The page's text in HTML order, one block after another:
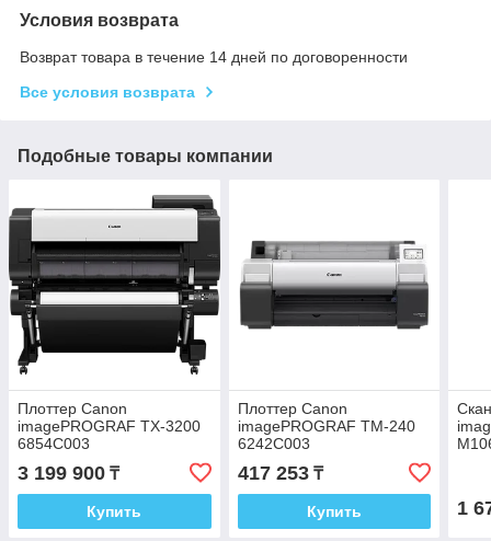
Условия возврата
Возврат товара в течение 14 дней по договоренности
Все условия возврата
Подобные товары компании
Плоттер Canon
imagePROGRAF TX-3200
6854C003
3 199 900 ₸
Купить
Плоттер Canon
imagePROGRAF TM-240
6242C003
417 253₸
Купить 1